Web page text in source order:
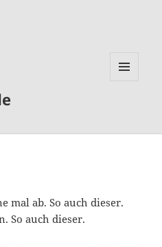
mal ab. So auch dieser.
So auch dieser.